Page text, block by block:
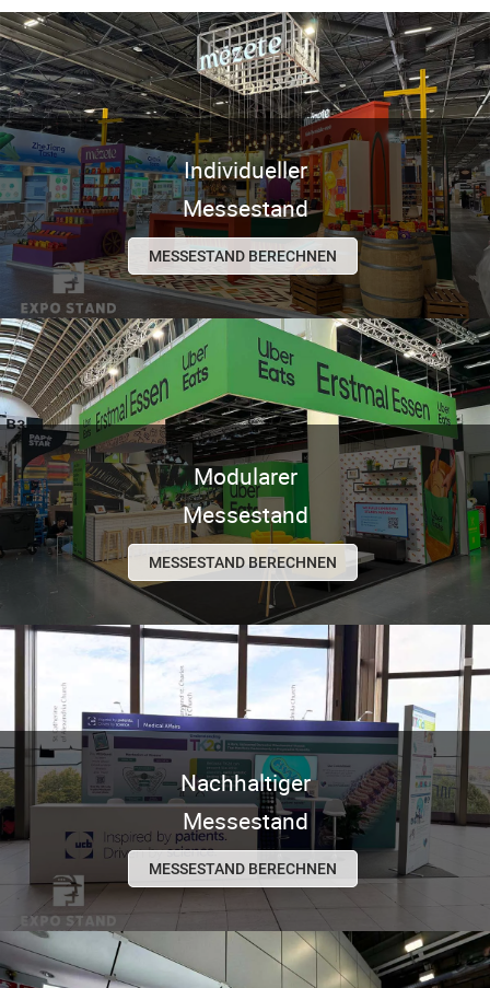
Individueller
Messestand
MESSESTAND BERECHNEN
Modularer
Messestand
MESSESTAND BERECHNEN
Nachhaltiger
Messestand
MESSESTAND BERECHNEN